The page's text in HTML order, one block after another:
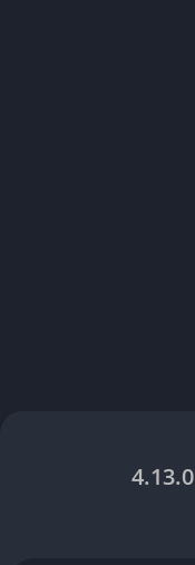
4.13.0